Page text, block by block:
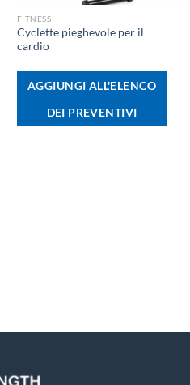
FITNESS
Cyclette pieghevole per il
cardio
AGGIUNGI ALL'ELENCO
DEI PREVENTIVI